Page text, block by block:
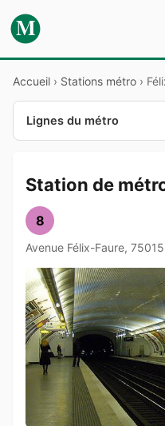
M
Accueil › Stations métro ›
Lignes du métro
Station de
8
Avenue Félix-Faure,